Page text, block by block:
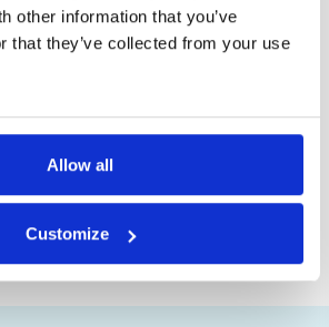
other information that you’ve
that they’ve collected from your use
Allow all
Customize